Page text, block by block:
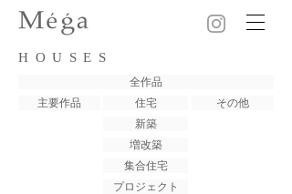
HOUSES
全作品
主要作品
住宅
その他
新築
増改築
集合住宅
プロジェクト